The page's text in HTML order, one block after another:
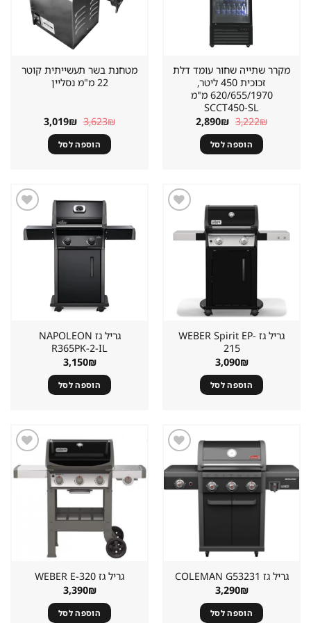
מקרר שתייה שחור עומד דלת
זכוכית 450 ליטר,
620/655/1970 מ"מ
SCCT450-SL
3,222₪ המחיר
המקורי
היה:
3,222₪.
2,890₪ המחיר
הוספה לסל
מטחנת בשר תעשייתית קוטר
22 מ"מ נסליין
3,623₪ המחיר
המקורי
היה:
3,623₪.
3,019₪ המחיר
הוספה לסל
מוצר
במועדפים
גריל גז ⁦WEBER Spirit EP-
215⁩
3,090₪
הוספה לסל
מוצר
במועדפים
גריל גז ⁦NAPOLEON
R365PK-2-IL⁩
3,150₪
הוספה לסל
שמור
מוצר
במועדפים
גריל גז ⁦COLEMAN G53231⁩
3,290₪
הוספה לסל
שמור
מוצר
גריל גז ⁦WEBER E-320⁩
3,390₪
הוספה לסל